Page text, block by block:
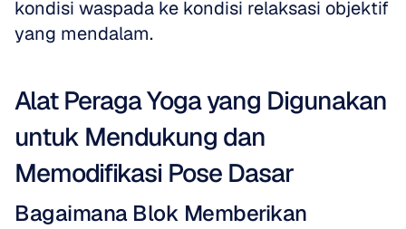
kondisi waspada ke kondisi relaksasi objektif
yang mendalam.
Alat Peraga Yoga yang Digunakan
untuk Mendukung dan
Memodifikasi Pose Dasar
Bagaimana Blok Memberikan